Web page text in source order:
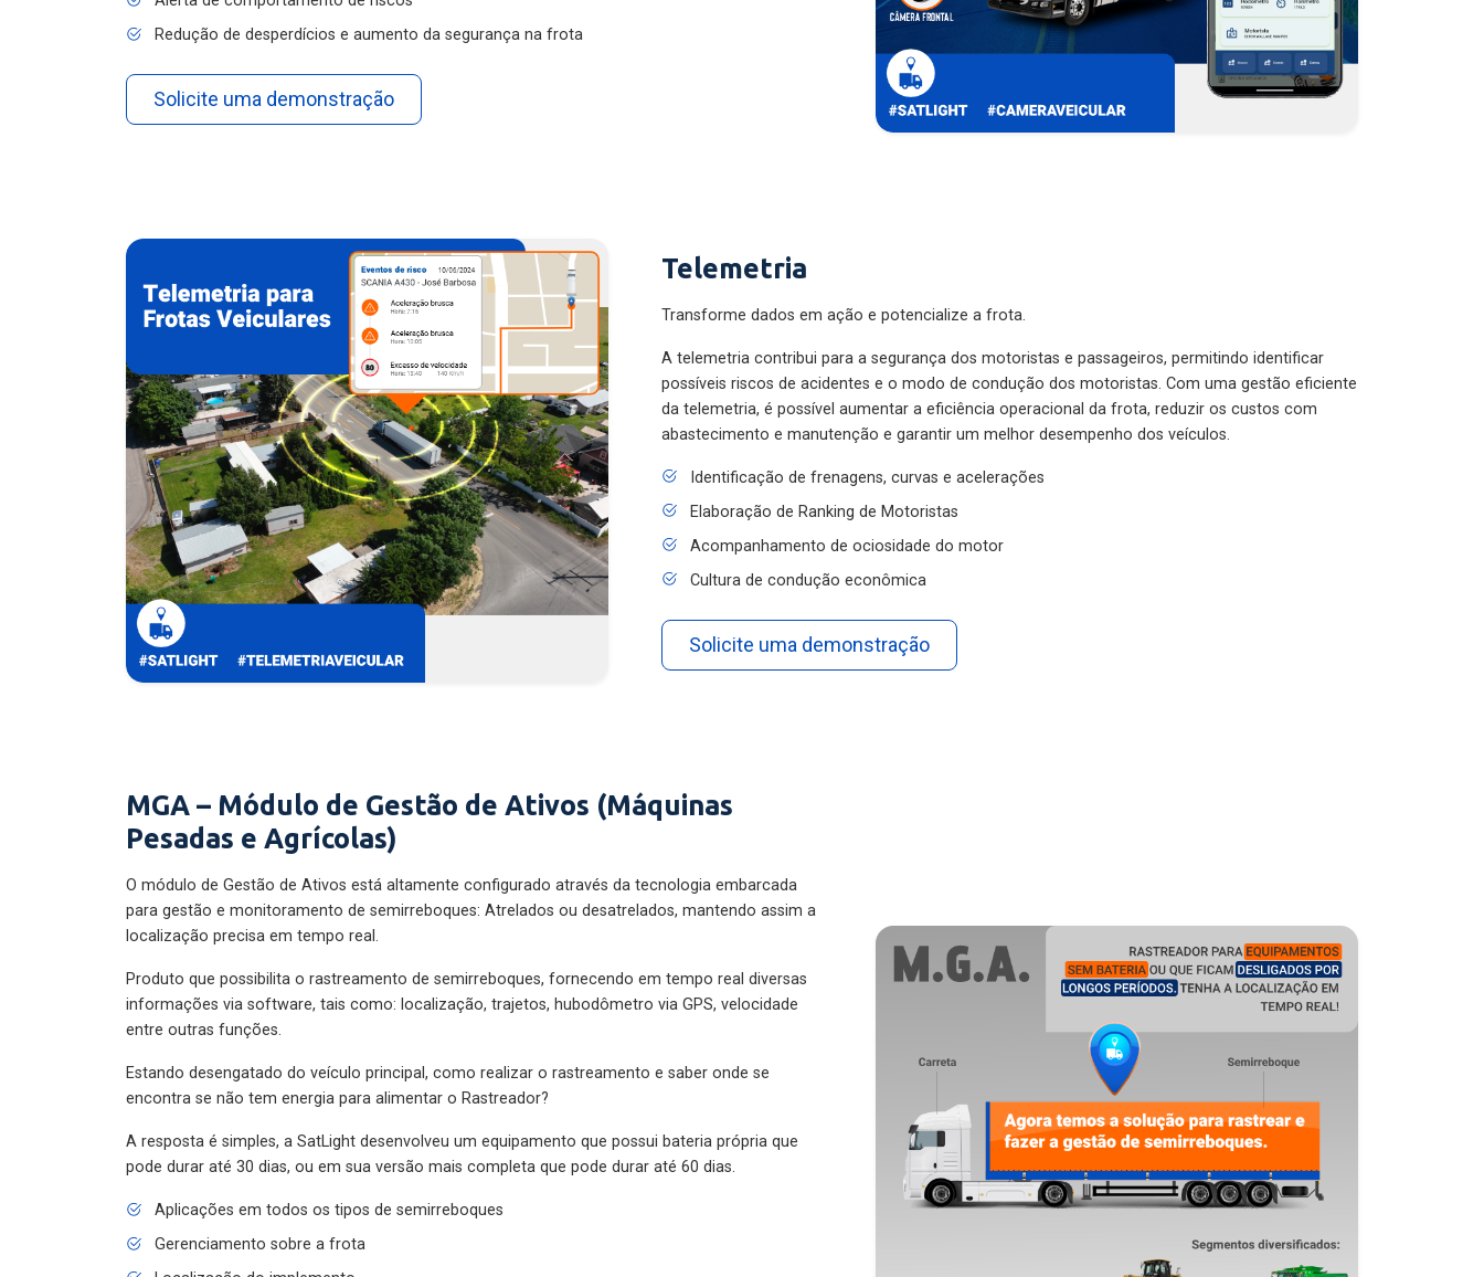
Redução de desperdícios e aumento da segurança na frota
Solicite uma demonstração
Telemetria
Transforme dados em ação e potencialize a frota.
A telemetria contribui para a segurança dos motoristas e passageiros, permitindo identificar
possíveis riscos de acidentes e o modo de condução dos motoristas. Com uma gestão eficiente
da telemetria, é possível aumentar a eficiência operacional da frota, reduzir os custos com
abastecimento e manutenção e garantir um melhor desempenho dos veículos.
Identificação de frenagens, curvas e acelerações
Elaboração de Ranking de Motoristas
Acompanhamento de ociosidade do motor
Cultura de condução econômica
Solicite uma demonstração
MGA – Módulo de Gestão de Ativos (Máquinas
Pesadas e Agrícolas)
O módulo de Gestão de Ativos está altamente configurado através da tecnologia embarcada
para gestão e monitoramento de semirreboques: Atrelados ou desatrelados, mantendo assim a
localização precisa em tempo real.
Produto que possibilita o rastreamento de semirreboques, fornecendo em tempo real diversas
informações via software, tais como: localização, trajetos, hubodômetro via GPS, velocidade
entre outras funções.
Estando desengatado do veículo principal, como realizar o rastreamento e saber onde se
encontra se não tem energia para alimentar o Rastreador?
A resposta é simples, a SatLight desenvolveu um equipamento que possui bateria própria que
pode durar até 30 dias, ou em sua versão mais completa que pode durar até 60 dias.
Aplicações em todos os tipos de semirreboques
Gerenciamento sobre a frota
Localização do implemento